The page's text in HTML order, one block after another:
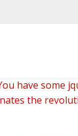
have some
the